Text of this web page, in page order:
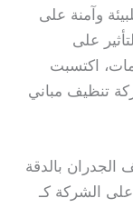
وآمنة على
على
اكتسبت
تنظيف مباني
بالدقة
على الشركة كـ